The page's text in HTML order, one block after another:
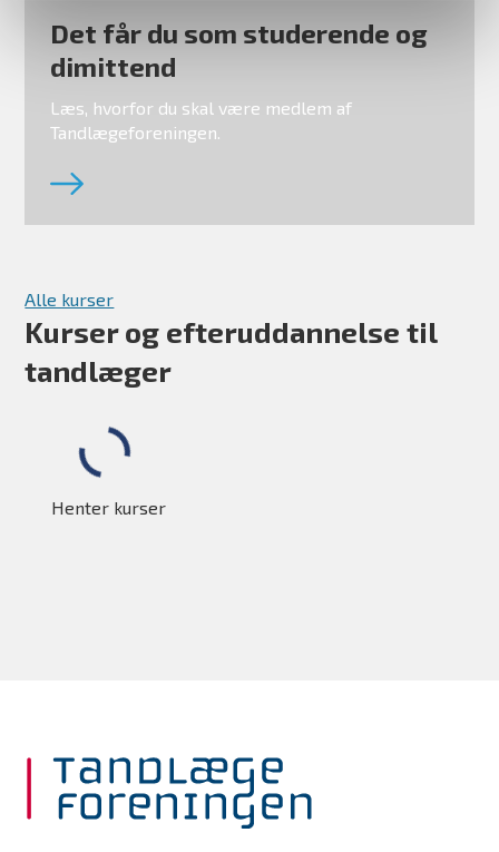
Det får du som studerende og
dimittend
Læs, hvorfor du skal være medlem af
Tandlægeforeningen.
Alle kurser
Kurser og efteruddannelse til
tandlæger
Henter kurser